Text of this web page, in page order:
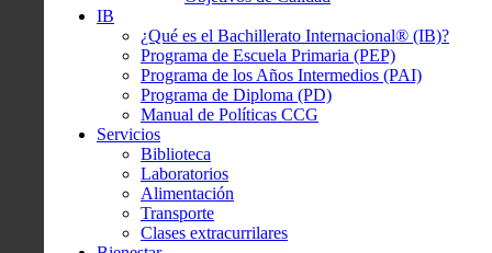
IB
¿Qué es el Bachillerato Internacional® (IB)?
Programa de Escuela Primaria (PEP)
Programa de los Años Intermedios (PAI)
Programa de Diploma (PD)
Manual de Políticas CCG
Servicios
Biblioteca
Laboratorios
Alimentación
Transporte
Clases extracurrilares